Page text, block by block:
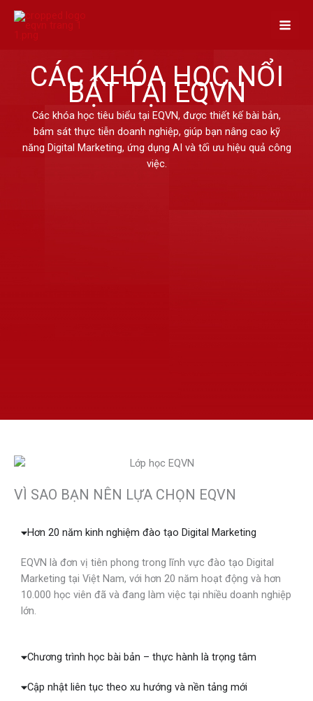
content
CÁC KHÓA HỌC NỔI
BẬT TẠI EQVN
Các khóa học tiêu biểu tại EQVN, được thiết kế bài bản,
bám sát thực tiễn doanh nghiệp, giúp bạn nâng cao kỹ
năng Digital Marketing, ứng dụng AI và tối ưu hiệu quả công
việc.
VÌ SAO BẠN NÊN LỰA CHỌN EQVN
Hơn 20 năm kinh nghiệm đào tạo Digital Marketing
EQVN là đơn vị tiên phong trong lĩnh vực đào tạo Digital
Marketing tại Việt Nam, với hơn 20 năm hoạt động và hơn
10.000 học viên đã và đang làm việc tại nhiều doanh nghiệp
lớn.
Chương trình học bài bản – thực hành là trọng tâm
Cập nhật liên tục theo xu hướng và nền tảng mới